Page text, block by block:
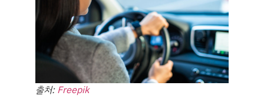
출처:Freepik